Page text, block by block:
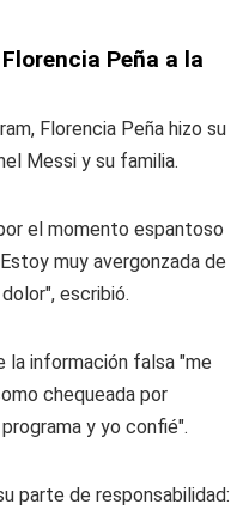
Peña a la
Florencia Peña hizo su
Messi y su familia.
el momento espantoso
muy avergonzada de
escribió.
la información falsa "me
chequeada por
y yo confié".
parte de responsabilidad: